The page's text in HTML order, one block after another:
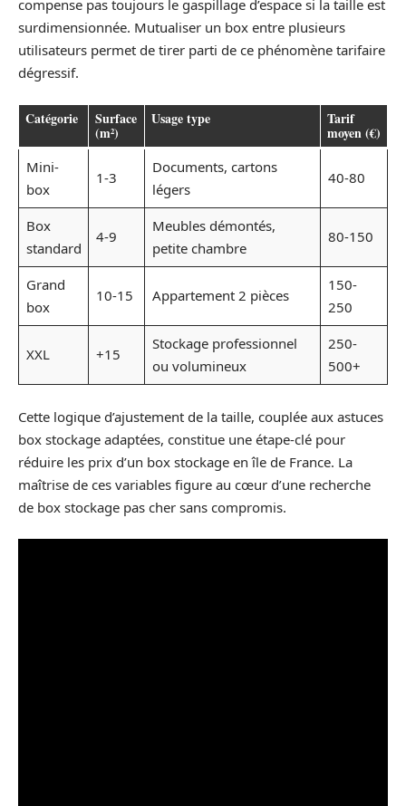
compense pas toujours le gaspillage d’espace si la taille est
surdimensionnée. Mutualiser un box entre plusieurs
utilisateurs permet de tirer parti de ce phénomène tarifaire
dégressif.
Catégorie Surface
(m²)
Usage type Tarif
moyen (€)
Mini-
box
1-3
Documents, cartons
légers
40-80
Box
standard
4-9
Meubles démontés,
petite chambre
80-150
Grand
box
10-15 Appartement 2 pièces
150-
250
XXL +15
Stockage professionnel
ou volumineux
250-
500+
Cette logique d’ajustement de la taille, couplée aux astuces
box stockage adaptées, constitue une étape-clé pour
réduire les prix d’un box stockage en île de France. La
maîtrise de ces variables figure au cœur d’une recherche
de box stockage pas cher sans compromis.